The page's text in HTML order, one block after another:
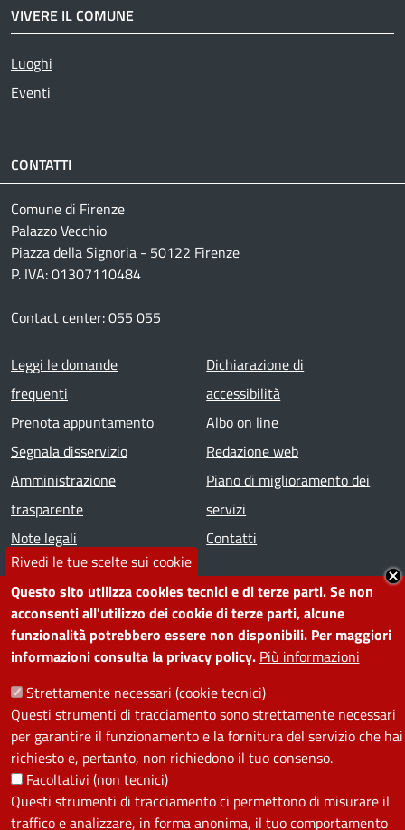
Rivedi le tue scelte sui cookie
Questo sito utilizza cookies tecnici e di terze parti. Se non
acconsenti all'utilizzo dei cookie di terze parti, alcune
funzionalità potrebbero essere non disponibili. Per maggiori
informazioni consulta la privacy policy. Più informazioni
Strettamente necessari (cookie tecnici)
Questi strumenti di tracciamento sono strettamente necessari
per garantire il funzionamento e la fornitura del servizio che hai
richiesto e, pertanto, non richiedono il tuo consenso.
Facoltativi (non tecnici)
Questi strumenti di tracciamento ci permettono di misurare il
traffico e analizzare, in forma anonima, il tuo comportamento
VIVERE IL COMUNE
Luoghi
Eventi
CONTATTI
Comune di Firenze
Palazzo Vecchio
Piazza della Signoria - 50122 Firenze
P. IVA: 01307110484
Contact center: 055 055
Footer menu
Leggi le domande
frequenti
Prenota appuntamento
Segnala disservizio
Amministrazione
trasparente
Note legali
Dichiarazione di
accessibilità
Albo on line
Redazione web
Piano di miglioramento dei
servizi
Contatti
SEGUICI SU
Facebook
Instagram
YouTubeTelegram
WhatsApp
TwitterLinkedin
PRIVACY
Useful links section
La Privacy nel Comune
PRIVACY